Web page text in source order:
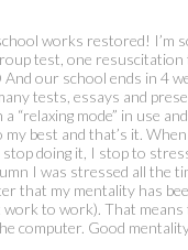
works restored! I’m
test, one
our school ends in 4
tests, essays and
“relaxing mode” in use
best and that’s it.
stop doing it, I stop to
I was stressed all the
that my mentality has
work to work). That
computer. Good